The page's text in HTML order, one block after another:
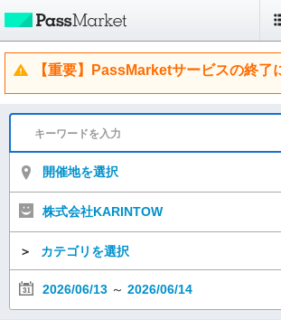
【重要】PassMarketサービスの終了
開催地を選択
株式会社KARINTOW
＞ カテゴリを選択
2026/06/13 ～ 2026/06/14